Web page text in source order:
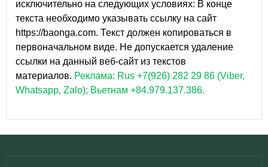
исключительно на следующих условиях: В конце
текста необходимо указывать ссылку на сайт
https://baonga.com. Текст должен копироваться в
первоначальном виде. Не допускается удаление
ссылки на данный веб-сайт из текстов
материалов. Реклама: Rus +7(926) 282 29 86 (Viber,
Whatsapp, Zalo); Вьетнам +84.979.137.386.